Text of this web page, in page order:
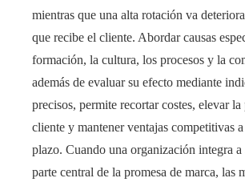
mientras que una alta rotación va
que recibe el cliente. Abordar causas
formación, la cultura, los procesos y la
además de evaluar su efecto mediante
precisos, permite recortar costes, elevar
cliente y mantener ventajas competitivas
plazo. Cuando una organización integra
parte central de la promesa de marca, las